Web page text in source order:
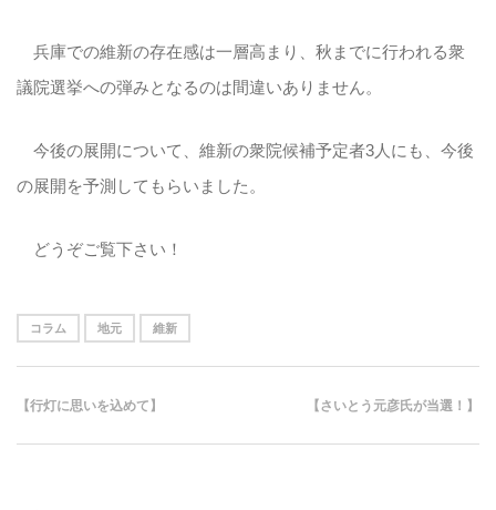
兵庫での維新の存在感は一層高まり、秋までに行われる衆
議院選挙への弾みとなるのは間違いありません。
今後の展開について、維新の衆院候補予定者3人にも、今後
の展開を予測してもらいました。
どうぞご覧下さい！
コラム 地元 維新
【行灯に思いを込めて】 【さいとう元彦氏が当選！】